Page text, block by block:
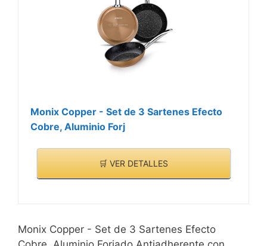
Monix Copper - Set de 3 Sartenes Efecto
Cobre, Aluminio Forj
🛒 VER DETALLES
Monix Copper - Set de 3 Sartenes Efecto